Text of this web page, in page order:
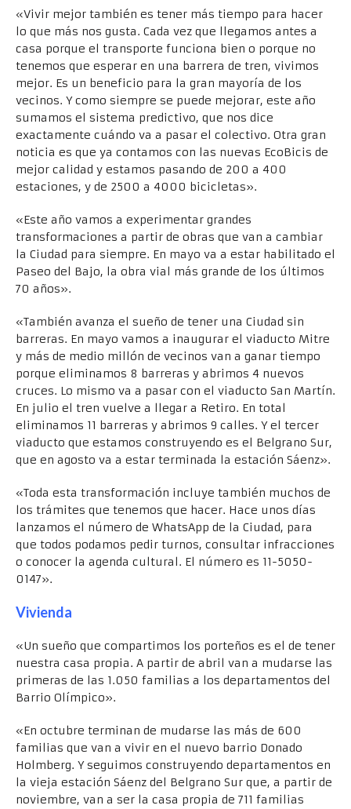
«Vivir mejor también es tener más tiempo para hacer
lo que más nos gusta. Cada vez que llegamos antes a
casa porque el transporte funciona bien o porque no
tenemos que esperar en una barrera de tren, vivimos
mejor. Es un beneficio para la gran mayoría de los
vecinos. Y como siempre se puede mejorar, este año
sumamos el sistema predictivo, que nos dice
exactamente cuándo va a pasar el colectivo. Otra gran
noticia es que ya contamos con las nuevas EcoBicis de
mejor calidad y estamos pasando de 200 a 400
estaciones, y de 2500 a 4000 bicicletas».
«Este año vamos a experimentar grandes
transformaciones a partir de obras que van a cambiar
la Ciudad para siempre. En mayo va a estar habilitado el
Paseo del Bajo, la obra vial más grande de los últimos
70 años».
«También avanza el sueño de tener una Ciudad sin
barreras. En mayo vamos a inaugurar el viaducto Mitre
y más de medio millón de vecinos van a ganar tiempo
porque eliminamos 8 barreras y abrimos 4 nuevos
cruces. Lo mismo va a pasar con el viaducto San Martín.
En julio el tren vuelve a llegar a Retiro. En total
eliminamos 11 barreras y abrimos 9 calles. Y el tercer
viaducto que estamos construyendo es el Belgrano Sur,
que en agosto va a estar terminada la estación Sáenz».
«Toda esta transformación incluye también muchos de
los trámites que tenemos que hacer. Hace unos días
lanzamos el número de WhatsApp de la Ciudad, para
que todos podamos pedir turnos, consultar infracciones
o conocer la agenda cultural. El número es 11-5050-
0147».
Vivienda
«Un sueño que compartimos los porteños es el de tener
nuestra casa propia. A partir de abril van a mudarse las
primeras de las 1.050 familias a los departamentos del
Barrio Olímpico».
«En octubre terminan de mudarse las más de 600
familias que van a vivir en el nuevo barrio Donado
Holmberg. Y seguimos construyendo departamentos en
la vieja estación Sáenz del Belgrano Sur que, a partir de
noviembre, van a ser la casa propia de 711 familias